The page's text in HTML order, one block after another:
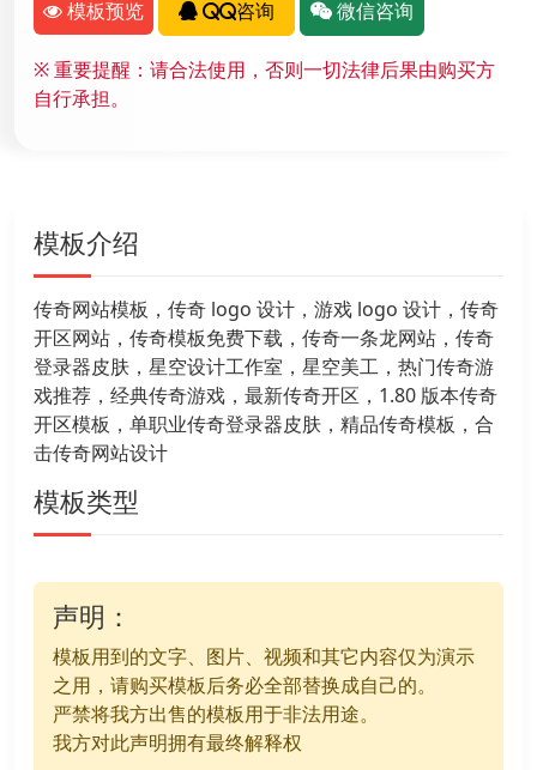
模板预览 QQ咨询 微信咨询
※重要提醒：请合法使用，否则一切法律后果由购买方
自行承担。
模板介绍
传奇网站模板，传奇 logo 设计，游戏 logo 设计，传奇
开区网站，传奇模板免费下载，传奇一条龙网站，传奇
登录器皮肤，星空设计工作室，星空美工，热门传奇游
戏推荐，经典传奇游戏，最新传奇开区，1.80 版本传奇
开区模板，单职业传奇登录器皮肤，精品传奇模板，合
击传奇网站设计
模板类型
声明：
模板用到的文字、图片、视频和其它内容仅为演示
之用，请购买模板后务必全部替换成自己的。
严禁将我方出售的模板用于非法用途。
我方对此声明拥有最终解释权